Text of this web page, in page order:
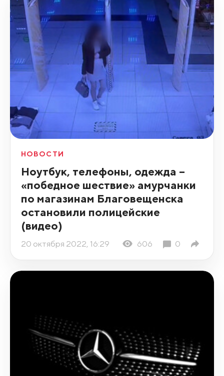
НОВОСТИ
Ноутбук, телефоны, одежда –
«победное шествие» амурчанки
по магазинам Благовещенска
остановили полицейские
(видео)
20 октября 2022, 16:29 606 0